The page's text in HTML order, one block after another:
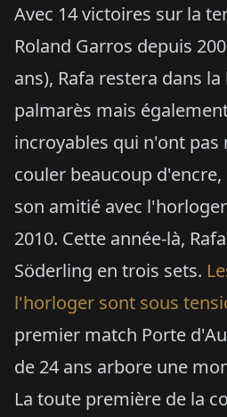
Avec 14 victoires sur la
Roland Garros depuis
ans), Rafa restera dans
palmarès mais
incroyables qui n'ont pas
couler beaucoup
son amitié avec
2010. Cette année-là,
Söderling en trois sets.
l'horloger sont sous
premier match Porte
de 24 ans arbore une
La toute première de la